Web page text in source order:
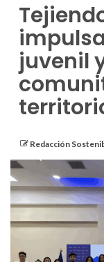
juvenil
Redacción